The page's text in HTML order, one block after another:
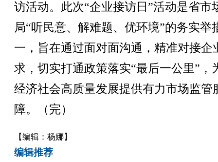
访活动。此次“企业接访日”活动是省市
局“听民意、解难题、优环境”的务实举
一，旨在通过面对面沟通，精准对接企
求，切实打通政策落实“最后一公里”，
经济社会高质量发展提供有力市场监管
障。（完）
【编辑：杨娜】
编辑推荐